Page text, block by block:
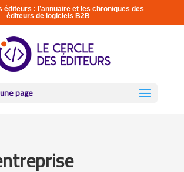
éditeurs : l’annuaire et les chroniques des
éditeurs de logiciels B2B
page